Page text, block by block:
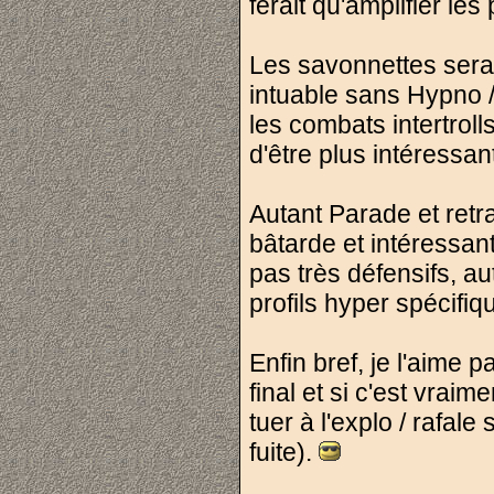
Les savonnettes
intuable sans Hypno
les combats
d'être plus
Autant Parade et
bâtarde et
pas très défensifs,
profils hyper
Enfin bref, je l'aime
final et si c'est
tuer à l'explo / rafale
fuite).